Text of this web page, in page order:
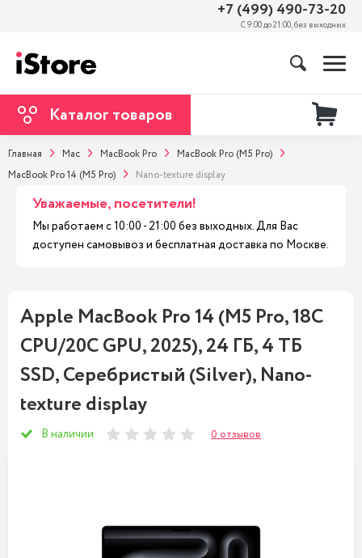
+7 (499) 490-73-20
С 9:00 до 21:00, без выходных
Каталог товаров
Главная Mac MacBook Pro
MacBook Pro (M5 Pro)
MacBook Pro 14 (M5 Pro)
Nano-texture display
Уважаемые, посетители!
Мы работаем с 10:00 - 21:00 без выходных. Для Вас
доступен самовывоз и бесплатная доставка по Москве.
Apple MacBook Pro 14 (M5 Pro, 18C
CPU/20C GPU, 2025), 24 ГБ, 4 ТБ
SSD, Серебристый (Silver), Nano-
texture display
В наличии 0 отзывов